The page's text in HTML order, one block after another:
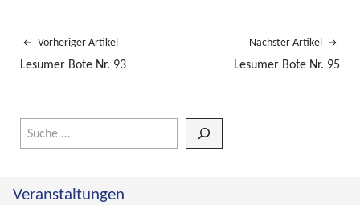
Vorheriger Artikel
Lesumer Bote Nr. 93
Nächster Artikel
Lesumer Bote Nr. 95
Veranstaltungen